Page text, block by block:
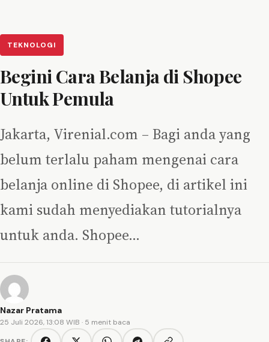
TEKNOLOGI
Begini Cara Belanja di Shopee
Untuk Pemula
Jakarta, Virenial.com – Bagi anda yang
belum terlalu paham mengenai cara
belanja online di Shopee, di artikel ini
kami sudah menyediakan tutorialnya
untuk anda. Shopee…
Nazar Pratama
25 Juli 2026, 13:08 WIB · 5 menit baca